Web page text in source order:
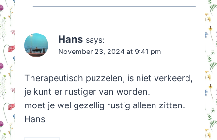
Hans says:
November 23, 2024 at 9:41 pm
Therapeutisch puzzelen, is niet verkeerd,
je kunt er rustiger van worden.
moet je wel gezellig rustig alleen zitten.
Hans